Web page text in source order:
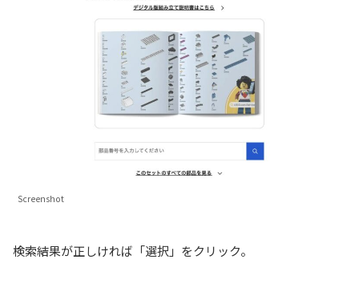
Screenshot
検索結果が正しければ「選択」をクリック。